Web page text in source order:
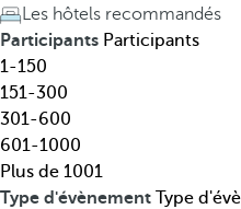
n
a
t
i
o
n
,
t
d
o
w
n
a
r
r
o
Les hôtels recommandés
Participants Participants
1-150
151-300
301-600
601-1000
Plus de 1001
Type d'évènement Type